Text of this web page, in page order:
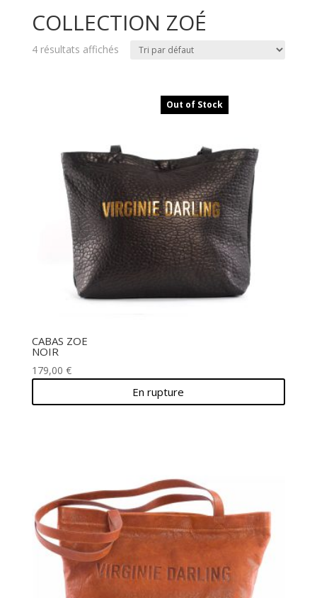
COLLECTION ZOÉ
4 résultats affichés
Out of Stock
CABAS ZOE
NOIR
179,00 €
En rupture